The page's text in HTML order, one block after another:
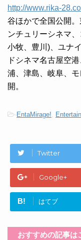
http://www.rika-
谷ほかで全国公開
ンチュリーシネマ
小牧、豊川)、ユナ
ドシネマ名古屋空
浦、津島、岐阜、
開。
-EntaMirage!
Twitter
Google+
B! はてブ
おすすめの記事は